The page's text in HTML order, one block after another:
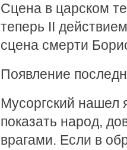
Сцена в царском
теперь II
сцена смерти
Появление
Мусоргский нашел
показать народ,
врагами. Если в